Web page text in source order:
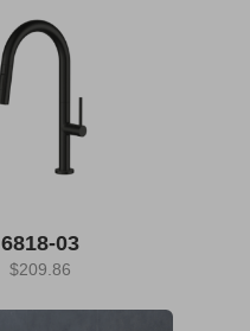
6818-03
$209.86